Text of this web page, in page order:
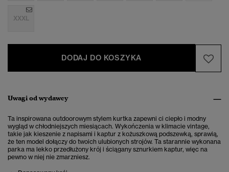
XXXL
DODAJ DO KOSZYKA
Uwagi od wydawcy
Ta inspirowana outdoorowym stylem kurtka zapewni ci ciepło i modny
wygląd w chłodniejszych miesiącach. Wykończenia w klimacie vintage,
takie jak kieszenie z napisami i kaptur z kożuszkową podszewką, sprawią,
że ten model dołączy do twoich ulubionych strojów. Ta starannie wykonana
parka ma lekko przedłużony krój i ściągany sznurkiem kaptur, więc na
pewno w niej nie zmarzniesz.